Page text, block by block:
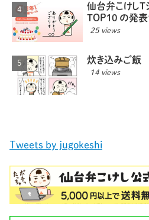
仙台弁こけしT
TOP10 の発表
25 views
炊き込みご飯
14 views
Tweets by jugokeshi